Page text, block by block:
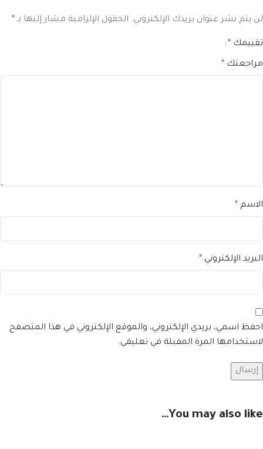
لن يتم نشر عنوان بريدك الإلكتروني. الحقول الإلزامية مشار إليها بـ *
تقييمك *
مراجعتك *
الاسم *
البريد الإلكتروني *
احفظ اسمي، بريدي الإلكتروني، والموقع الإلكتروني في هذا المتصفح
لاستخدامها المرة المقبلة في تعليقي.
You may also like…